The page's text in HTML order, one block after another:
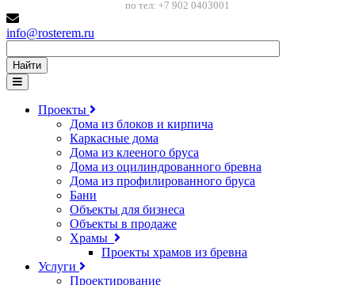
по тел: +7 902 0403001
info@rosterem.ru
Найти
Проекты
Дома из блоков и кирпича
Каркасные дома
Дома из клееного бруса
Дома из оцилиндрованного бревна
Дома из профилированного бруса
Бани
Объекты для бизнеса
Объекты в продаже
Храмы
Проекты храмов из бревна
Услуги
Проектирование